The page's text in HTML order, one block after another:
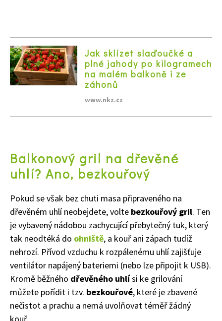
Jak sklízet slaďoučké a
plné jahody po kilogramech
na malém balkoně i ze
záhonů
www.nkz.cz
Balkonový gril na dřevěné
uhlí? Ano, bezkouřový
Pokud se však bez chuti masa připraveného na
dřevěném uhlí neobejdete, volte bezkouřový gril. Ten
je vybavený nádobou zachycující přebytečný tuk, který
tak neodtéká do ohniště, a kouř ani zápach tudíž
nehrozí. Přívod vzduchu k rozpálenému uhlí zajišťuje
ventilátor napájený bateriemi (nebo lze připojit k USB).
Kromě běžného dřevěného uhlísi ke grilování
můžete pořídit i tzv. bezkouřové, které je zbavené
nečistot a prachu a nemá uvolňovat téměř žádný
kouř.